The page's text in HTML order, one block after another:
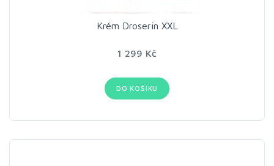
Krém Droserin XXL
1 299 Kč
DO KOŠÍKU